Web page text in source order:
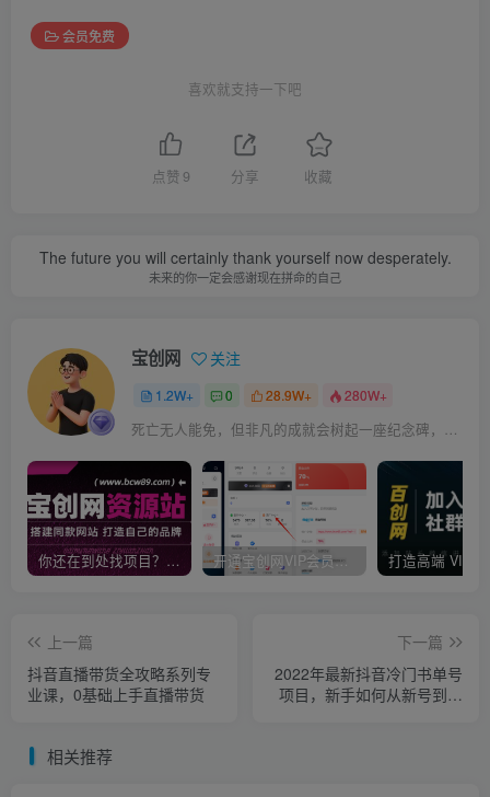
会员免费
喜欢就支持一下吧
点赞 9 分享 收藏
The future you will certainly thank yourself now desperately.
未来的你一定会感谢现在拼命的自己
宝创网 关注
1.2W+ 0 28.9W+ 280W+
死亡无人能免，但非凡的成就会树起一座纪念碑，它将一直立到太阳冷却之时
你还在到处找项目？还在当韭菜？我靠卖项目一个月收入5万+，曾经我也是个失败者。 开通宝创网VIP会员，尊享全站资源免费下载，享70%的推广提成！！【限时五折优惠】
上一篇
抖音直播带货全攻略系列专
业课，0基础上手直播带货
下一篇
2022年最新抖音冷门书单号
项目，新手如何从新号到日
相关推荐